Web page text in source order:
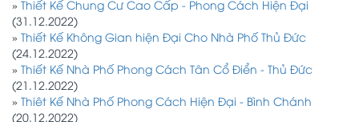
»
Thiết Kế Chung Cư Cao Cấp - Phong Cách Hiện Đại
(31.12.2022)
»
Thiết Kế Không Gian hiện Đại Cho Nhà Phố Thủ Đức
(24.12.2022)
»
Thiết Kế Nhà Phố Phong Cách Tân Cổ Điển - Thủ Đức
(21.12.2022)
»
Thiêt Kế Nhà Phố Phong Cách Hiện Đại - Bình Chánh
(20.12.2022)